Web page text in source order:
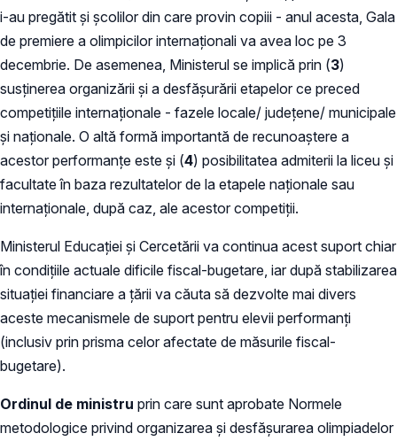
i-au pregătit și școlilor din care provin copiii - anul acesta, Gala
de premiere a olimpicilor internaționali va avea loc pe 3
decembrie. De asemenea, Ministerul se implică prin (3)
susținerea organizării și a desfășurării etapelor ce preced
competițiile internaționale - fazele locale/ județene/ municipale
și naționale. O altă formă importantă de recunoaștere a
acestor performanțe este și (4) posibilitatea admiterii la liceu și
facultate în baza rezultatelor de la etapele naționale sau
internaționale, după caz, ale acestor competiții.
Ministerul Educației și Cercetării va continua acest suport chiar
în condițiile actuale dificile fiscal-bugetare, iar după stabilizarea
situației financiare a țării va căuta să dezvolte mai divers
aceste mecanismele de suport pentru elevii performanți
(inclusiv prin prisma celor afectate de măsurile fiscal-
bugetare).
Ordinul de ministru prin care sunt aprobate Normele
metodologice privind organizarea și desfășurarea olimpiadelor